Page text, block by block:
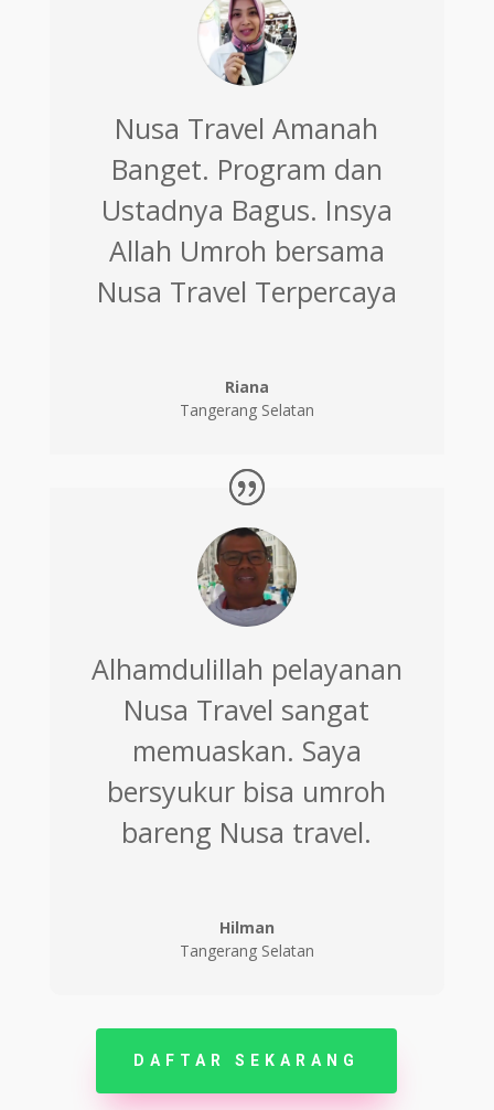
Nusa Travel Amanah
Banget. Program dan
Ustadnya Bagus. Insya
Allah Umroh bersama
Nusa Travel Terpercaya
Riana
Tangerang Selatan
Alhamdulillah pelayanan
Nusa Travel sangat
memuaskan. Saya
bersyukur bisa umroh
bareng Nusa travel.
Hilman
Tangerang Selatan
DAFTAR SEKARANG